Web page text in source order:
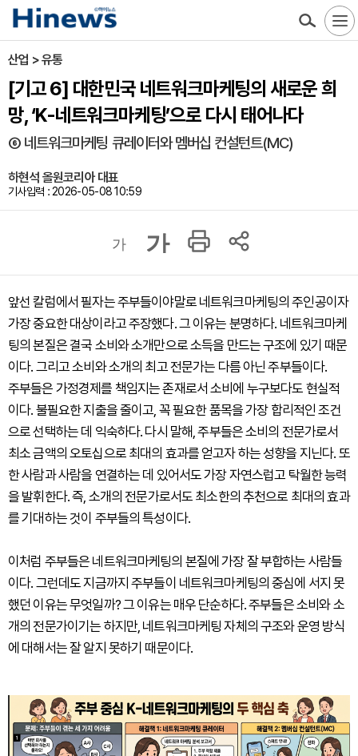
산업 > 유통
[기고 6] 대한민국 네트워크마케팅의 새로운 희
망, ‘K-네트워크마케팅’으로 다시 태어나다
⑥ 네트워크마케팅 큐레이터와 멤버십 컨설턴트(MC)
하현석 올원코리아 대표
기사입력 : 2026-05-08 10:59
가 가
앞선 칼럼에서 필자는 주부들이야말로 네트워크마케팅의 주인공이자
가장 중요한 대상이라고 주장했다. 그 이유는 분명하다. 네트워크마케
팅의 본질은 결국 소비와 소개만으로 소득을 만드는 구조에 있기 때문
이다. 그리고 소비와 소개의 최고 전문가는 다름 아닌 주부들이다.
주부들은 가정경제를 책임지는 존재로서 소비에 누구보다도 현실적
이다. 불필요한 지출을 줄이고, 꼭 필요한 품목을 가장 합리적인 조건
으로 선택하는 데 익숙하다. 다시 말해, 주부들은 소비의 전문가로서
최소 금액의 오토십으로 최대의 효과를 얻고자 하는 성향을 지닌다. 또
한 사람과 사람을 연결하는 데 있어서도 가장 자연스럽고 탁월한 능력
을 발휘한다. 즉, 소개의 전문가로서도 최소한의 추천으로 최대의 효과
를 기대하는 것이 주부들의 특성이다.
이처럼 주부들은 네트워크마케팅의 본질에 가장 잘 부합하는 사람들
이다. 그런데도 지금까지 주부들이 네트워크마케팅의 중심에 서지 못
했던 이유는 무엇일까? 그 이유는 매우 단순하다. 주부들은 소비와 소
개의 전문가이기는 하지만, 네트워크마케팅 자체의 구조와 운영 방식
에 대해서는 잘 알지 못하기 때문이다.